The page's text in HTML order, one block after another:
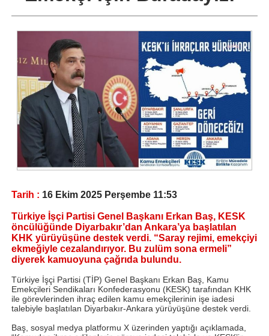
Tarih : 16 Ekim 2025 Perşembe 11:53
Türkiye İşçi Partisi Genel Başkanı Erkan Baş, KESK
öncülüğünde Diyarbakır’dan Ankara’ya başlatılan
KHK yürüyüşüne destek verdi. “Saray rejimi, emekçiyi
ekmeğiyle cezalandırıyor. Bu zulüm sona ermeli”
diyerek kamuoyuna çağrıda bulundu.
Türkiye İşçi Partisi (TİP) Genel Başkanı Erkan Baş, Kamu
Emekçileri Sendikaları Konfederasyonu (KESK) tarafından KHK
ile görevlerinden ihraç edilen kamu emekçilerinin işe iadesi
talebiyle başlatılan Diyarbakır-Ankara yürüyüşüne destek verdi.
Baş, sosyal medya platformu X üzerinden yaptığı açıklamada,